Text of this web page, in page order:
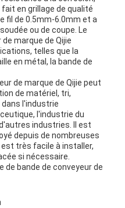
en grillage de qualité
fil de 0.5mm-6.0mm et a
ou de coupe. Le
marque de Qijie
telles que la
en métal, la bande de
de marque de Qijie peut
de matériel, tri,
l'industrie
l'industrie du
industries. Il est
depuis de nombreuses
très facile à installer,
si nécessaire.
de bande de conveyeur de